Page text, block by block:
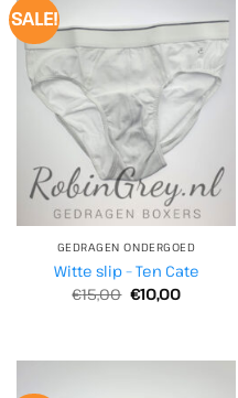
SALE!
GEDRAGEN ONDERGOED
Witte slip – Ten Cate
€15,00 Oorspronkelijke
prijs
€10,00Huidige